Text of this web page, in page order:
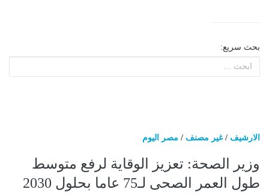
بحث سريع:
الارشيف /غير مصنف / مصر اليوم
‎وزير الصحة: تعزيز الوقاية لرفع متوسط
طول العمر الصحى لـ75 عاما بحلول 2030